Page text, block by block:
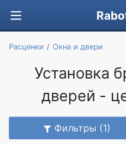
Расценки Окна и двери
Установка
дверей -
Фильтры (1)